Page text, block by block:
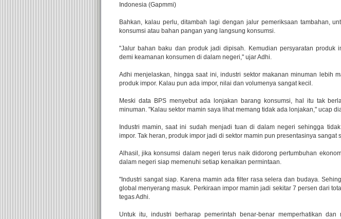
Indonesia (Gapmmi)
Bahkan, kalau perlu, ditambah lagi dengan jalur pemeriksaan tambahan,
konsumsi atau bahan pangan yang langsung konsumsi.
"Jalur bahan baku dan produk jadi dipisah. Kemudian persyaratan produk
demi keamanan konsumen di dalam negeri," ujar Adhi.
Adhi menjelaskan, hingga saat ini, industri sektor makanan minuman lebih
produk impor. Kalau pun ada impor, nilai dan volumenya sangat kecil.
Meski data BPS menyebut ada lonjakan barang konsumsi, hal itu tak
minuman. "Kalau sektor mamin saya lihat memang tidak ada lonjakan," ucap
Industri mamin, saat ini sudah menjadi tuan di dalam negeri sehingga
impor. Tak heran, produk impor jadi di sektor mamin pun presentasinya sangat
Alhasil, jika konsumsi dalam negeri terus naik didorong pertumbuhan
dalam negeri siap memenuhi setiap kenaikan permintaan.
"Industri sangat siap. Karena mamin ada filter rasa selera dan budaya.
global menyerang masuk. Perkiraan impor mamin jadi sekitar 7 persen dari
tegas Adhi.
Untuk itu, industri berharap pemerintah benar-benar memperhatikan dan